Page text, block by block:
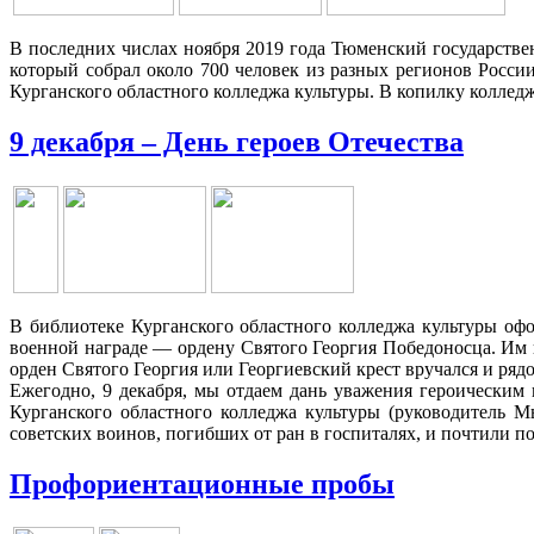
В последних числах ноября 2019 года Тюменский
который собрал около 700 человек из разных регионов
Курганского областного колледжа культуры. В копилку
9 декабря – День героев Отечества
В библиотеке Курганского областного колледжа культуры
военной награде — ордену Святого Георгия Победоносца.
орден Святого Георгия или Георгиевский крест вручался и
Ежегодно, 9 декабря, мы отдаем дань уважения
Курганского областного колледжа культуры
советских воинов, погибших от ран в госпиталях, и почтили
Профориентационные пробы